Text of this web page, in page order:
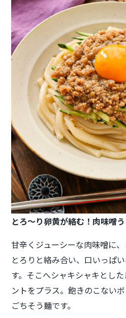
とろ〜り卵黄が絡む！肉味噌
甘辛くジューシーな肉味噌に
とろりと絡み合い、口いっぱ
す。そこへシャキシャキとし
ントをプラス。飽きのこない
ごちそう麺です。